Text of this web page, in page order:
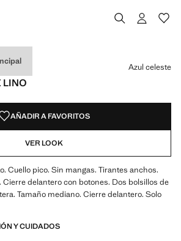
LINO
]
celeste seleccionado
Azul celeste
AÑADIR A FAVORITOS
VER LOOK
Cuello pico. Sin mangas. Tirantes anchos.
Cierre delantero con botones. Dos bolsillos de
Tamaño mediano. Cierre delantero. Solo
Y CUIDADOS